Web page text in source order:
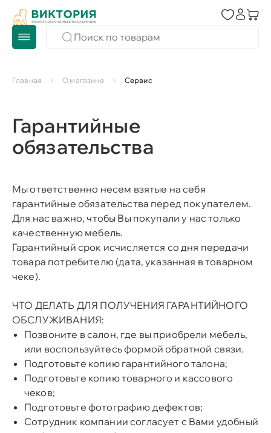
Главная О магазине Сервис
Гарантийные
обязательства
Мы ответственно несем взятые на себя
гарантийные обязательства перед покупателем.
Для нас важно, чтобы Вы покупали у нас только
качественную мебель.
Гарантийный срок исчисляется со дня передачи
товара потребителю (дата, указанная в товарном
чеке).
ЧТО ДЕЛАТЬ ДЛЯ ПОЛУЧЕНИЯ ГАРАНТИЙНОГО
ОБСЛУЖИВАНИЯ:
Позвоните в салон, где вы приобрели мебель,
или воспользуйтесьформой обратной связи.
Подготовьте копию гарантийного талона;
Подготовьте копию товарного и кассового
чеков;
Подготовьте фотографию дефектов;
Сотрудник компании согласует с Вами удобный